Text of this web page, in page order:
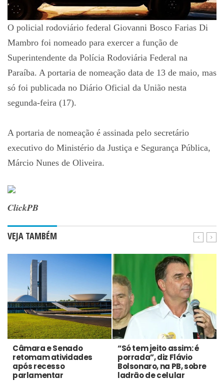
O policial rodoviário federal Giovanni Bosco Farias Di
Mambro foi nomeado para exercer a função de
Superintendente da Polícia Rodoviária Federal na
Paraíba. A portaria de nomeação data de 13 de maio, mas
só foi publicada no Diário Oficial da União nesta
segunda-feira (17).
A portaria de nomeação é assinada pelo secretário
executivo do Ministério da Justiça e Segurança Pública,
Márcio Nunes de Oliveira.
ClickPB
VEJA TAMBÉM
Câmara e Senado
retomam atividades
após recesso
parlamentar
“Só tem jeito assim: é
porrada”, diz Flávio
Bolsonaro, na PB, sobre
ladrão de celular